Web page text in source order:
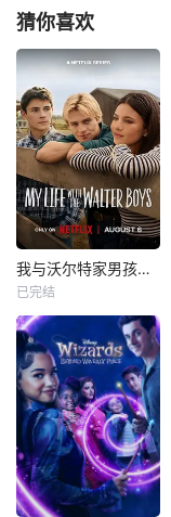
猜你喜欢
我与沃尔特家男孩的生活第三季
已完结